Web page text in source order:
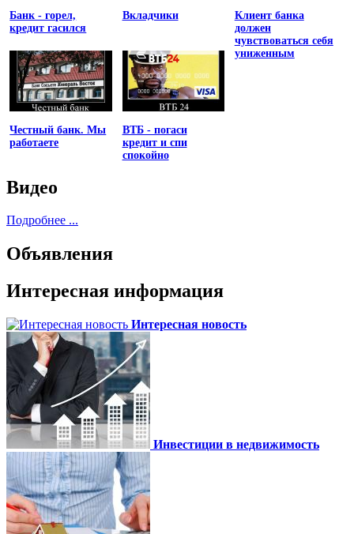
Банк - горел,
кредит гасился
Вкладчики
Клиент банка
должен
чувствоваться себя
униженным
Честный банк. Мы
работаете
ВТБ - погаси
кредит и спи
спокойно
Видео
Подробнее ...
Объявления
Интересная информация
Интересная новость
Инвестиции в недвижимость